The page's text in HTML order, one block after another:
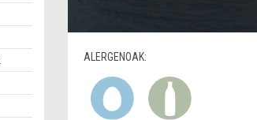
ALERGENOAK: